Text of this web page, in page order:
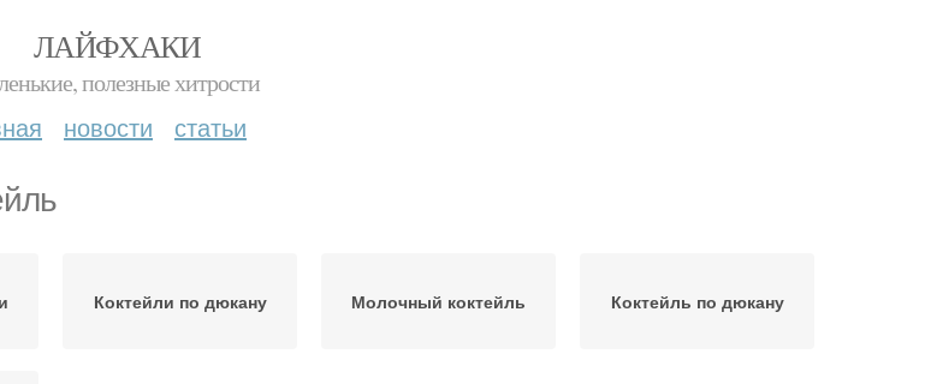
ЛАЙФХАКИ
полезные хитрости
новости статьи
Коктейли по дюкану Молочный коктейль Коктейль по дюкану